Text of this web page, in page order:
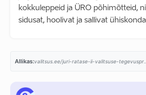
kokkuleppeid ja ÜRO põhimõtteid,
sidusat, hoolivat ja sallivat
Allikas: